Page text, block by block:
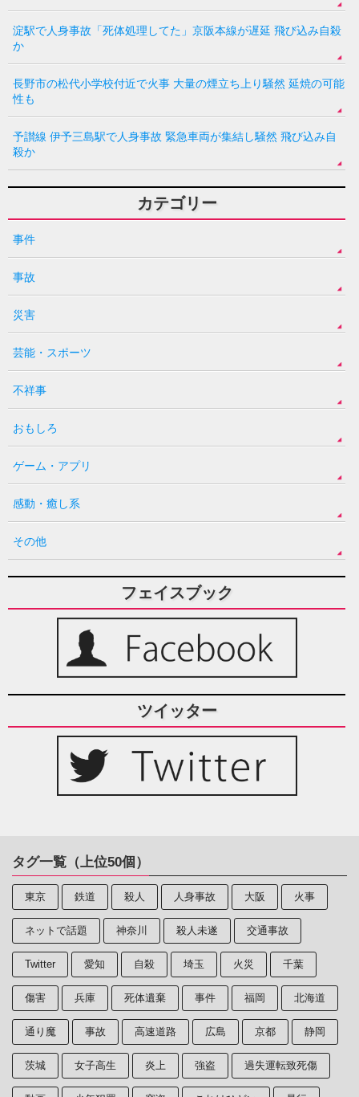
淀駅で人身事故「死体処理してた」京阪本線が遅延 飛び込み自殺
か
長野市の松代小学校付近で火事 大量の煙立ち上り騒然 延焼の可能
性も
予讃線 伊予三島駅で人身事故 緊急車両が集結し騒然 飛び込み自
殺か
カテゴリー
事件
事故
災害
芸能・スポーツ
不祥事
おもしろ
ゲーム・アプリ
感動・癒し系
その他
フェイスブック
ツイッター
タグ一覧（上位50個）
東京 鉄道 殺人 人身事故 大阪 火事
ネットで話題 神奈川 殺人未遂 交通事故
Twitter 愛知 自殺 埼玉 火災 千葉
傷害 兵庫 死体遺棄 事件 福岡 北海道
通り魔 事故 高速道路 広島 京都 静岡
茨城 女子高生 炎上 強盗 過失運転致死傷